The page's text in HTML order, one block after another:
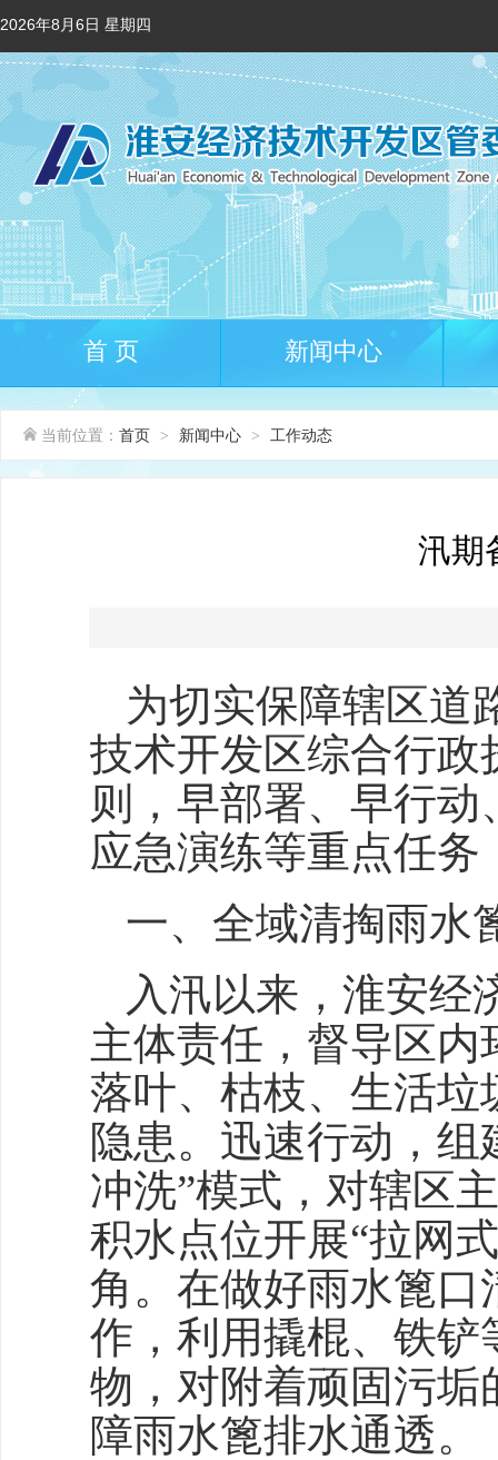
2026年8月6日 星期四
首 页 新闻中心
当前位置： 首页 > 新闻中心 > 工作动态
汛期
为切实保障辖区道
技术开发区综合行政
则，早部署、早行
应急演练等重点任
一、全域清掏雨水
入汛以来，淮安经
主体责任，督导区
落叶、枯枝、生活
隐患。迅速行动，
冲洗”模式，对辖区
积水点位开展“拉网
角。在做好雨水篦
作，利用撬棍、铁
物，对附着顽固污
障雨水篦排水通透。